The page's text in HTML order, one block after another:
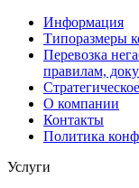
Информация
Типоразмеры
Перевозка
правилам,
О компании
Контакты
Политика
Услуги